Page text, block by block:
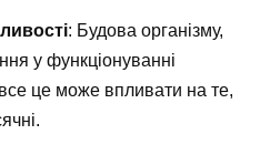
: Будова організму,
у функціонуванні
це може впливати на те,